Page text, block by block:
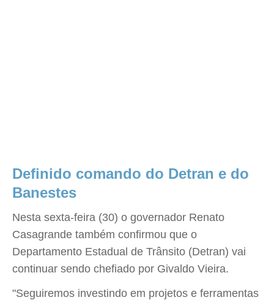
Definido comando do Detran e do
Banestes
Nesta sexta-feira (30) o governador Renato
Casagrande também confirmou que o
Departamento Estadual de Trânsito (Detran) vai
continuar sendo chefiado por Givaldo Vieira.
"Seguiremos investindo em projetos e ferramentas